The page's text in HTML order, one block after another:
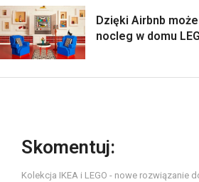
Dzięki Airbnb
nocleg w domu
Skomentuj:
Kolekcja IKEA i LEGO - nowe rozwiązanie